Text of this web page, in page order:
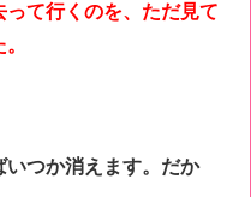
て行くのを、ただ見て
いつか消えます。だか